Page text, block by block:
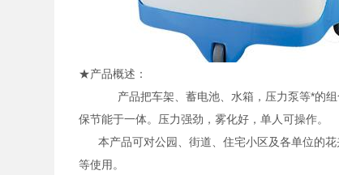
★产品概述：
产品把车架、蓄电池、水箱，压力泵等*的组合
保节能于一体。压力强劲，雾化好，单人可操作。
本产品可对公园、街道、住宅小区及各单位的花
等使用。